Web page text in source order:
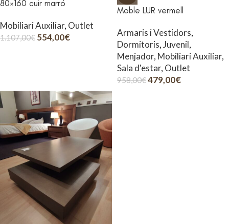
80×160 cuir marró
Mobiliari Auxiliar, Outlet
1.107,00€ 554,00€
Moble LUR vermell
Armaris i Vestidors,
Dormitoris,Juvenil,
Menjador, Mobiliari Auxiliar,
Sala d'estar, Outlet
958,00€479,00€